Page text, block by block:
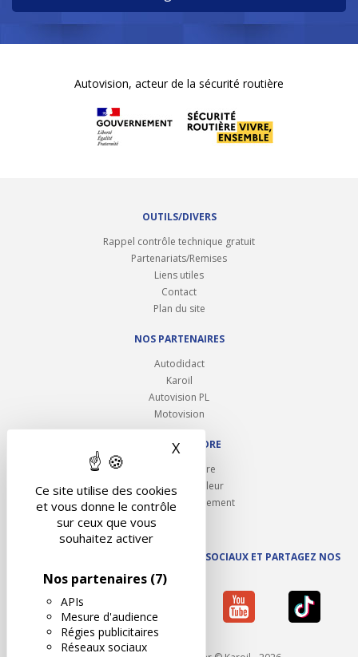
Ce site utilise des cookies
et vous donne le contrôle
sur ceux que vous
souhaitez activer
Nos partenaires (7)
APIs
Mesure d'audience
Régies publicitaires
Réseaux sociaux
X Masquer le bandeau des
Autovision, acteur de la sécurité routière
OUTILS/DIVERS
Rappel contrôle technique gratuit
Partenariats/Remises
Liens utiles
Contact
Plan du site
NOS PARTENAIRES
Autodidact
Karoil
Autovision PL
Motovision
NOUS REJOINDRE
Ouvrir un centre
Devenez contrôleur
Carrières et recrutement
SUIVEZ AUTOVISION SUR LES RÉSEAUX SOCIAUX ET PARTAGEZ NOS
ACTUS